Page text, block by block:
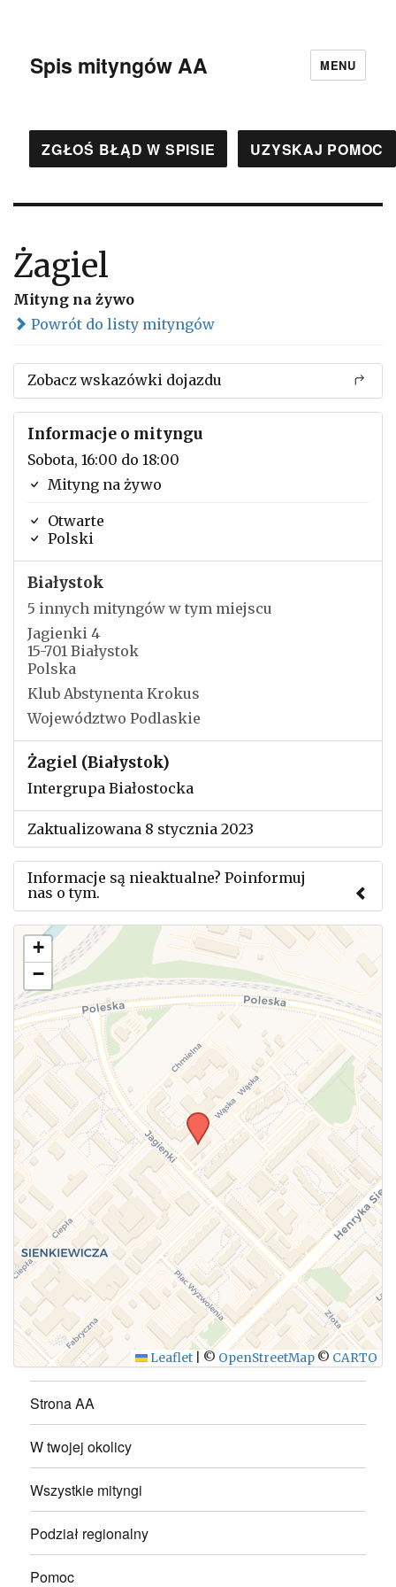
Spis mityngów AA MENU
ZGŁOŚ BŁĄD W SPISIE UZYSKAJ POMOC
Żagiel
Mityng na żywo
Powrót do listy mityngów
Zobacz wskazówki dojazdu
Informacje o mityngu
Sobota, 16:00 do 18:00
Mityng na żywo
Otwarte
Polski
Białystok
5 innych mityngów w tym miejscu
Jagienki 4
15-701 Białystok
Polska
Klub Abstynenta Krokus
Województwo Podlaskie
Żagiel (Białystok)
Intergrupa Białostocka
Zaktualizowana 8 stycznia 2023
Informacje są nieaktualne? Poinformuj
nas o tym.
Użyj tego formularza aby przesłać informację o
zmianach w powyższym mityngu.
WYŚLIJ
+
−
Leaflet © OpenStreetMap © CARTO
Strona AA
W twojej okolicy
Wszystkie mityngi
Podział regionalny
Pomoc